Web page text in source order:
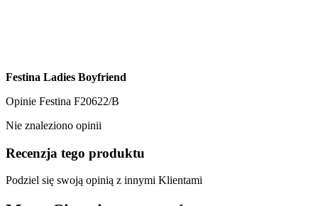
Festina Ladies Boyfriend
Opinie Festina F20622/B
Nie znaleziono opinii
Recenzja tego produktu
Podziel się swoją opinią z innymi Klientami